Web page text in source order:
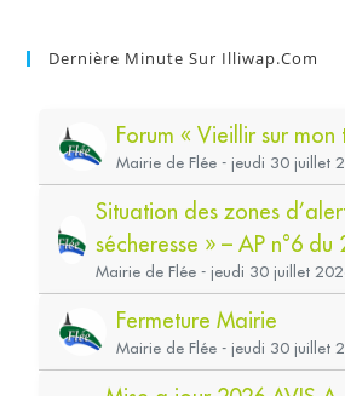
Dernière Minute Sur Illiwap.com